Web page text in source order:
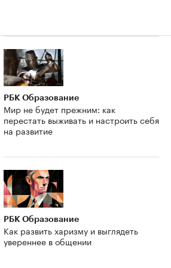
РБК Образование
Мир не будет прежним: как
перестать выживать и настроить себя
на развитие
РБК Образование
Как развить харизму и выглядеть
увереннее в общении